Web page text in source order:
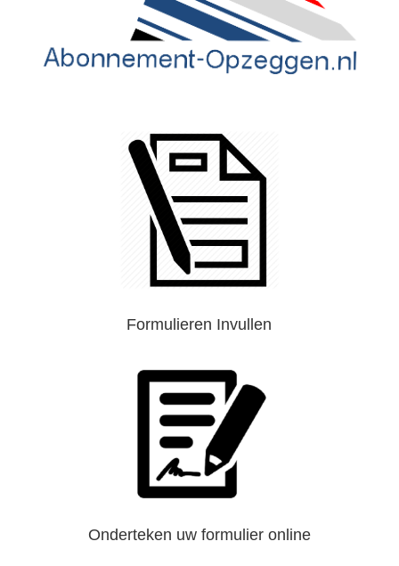
Formulieren Invullen
Onderteken uw formulier online